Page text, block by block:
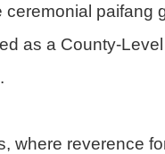
paifang
as a County-
where reverence